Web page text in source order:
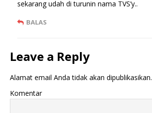
sekarang udah di turunin nama TVS’y..
BALAS
Leave a Reply
Alamat email Anda tidak akan dipublikasikan.
Komentar